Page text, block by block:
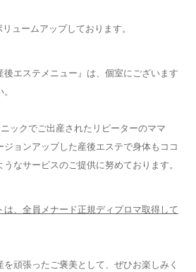
ュームアップしております。
後エステメニュー』は、個室にございます
ックでご出産されたリピーターのママ
ジョンアップした産後エステで身体もココ
なサービスのご提供に努めております。
は、全員メナード正規ディプロマ取得して
頑張ったご褒美として、ぜひお楽しみく